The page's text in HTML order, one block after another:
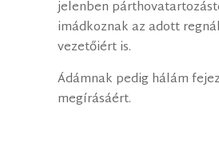
jelenben
imádkoznak az adott
vezetőiért is.
Ádámnak pedig hálám
megírásáért.